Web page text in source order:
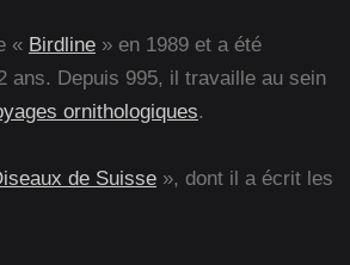
« Birdline » en 1989 et a été
ans. Depuis 995, il travaille au sein
ornithologiques.
de Suisse », dont il a écrit les